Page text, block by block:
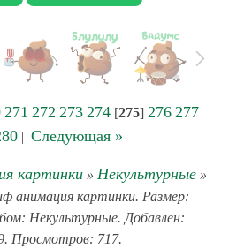
271 272 273 274[275] 276 277
| Следующая »
картинки» Некультурные»
картинки. Размер:
Некультурные. Добавлен:
Просмотров: 717.